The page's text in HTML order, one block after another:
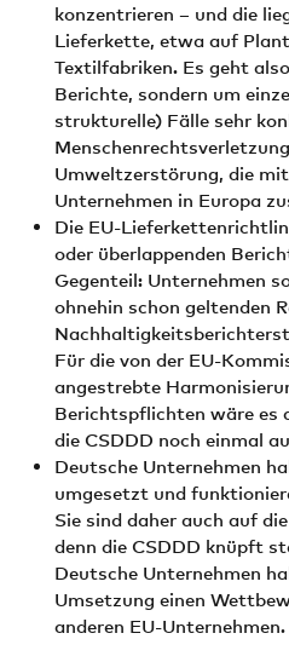
konzentrieren – und die
Lieferkette, etwa auf
Textilfabriken. Es geht
Berichte, sondern um
strukturelle) Fälle sehr
Umweltzerstörung, die
Unternehmen in Europa
Die EU-
oder überlappenden
Gegenteil: Unternehmen
ohnehin schon geltenden
Für die von der EU-
angestrebte
Berichtspflichten wäre es
die CSDDD noch einmal
Deutsche Unternehmen
umgesetzt und
Sie sind daher auch auf
denn die CSDDD knüpft
Deutsche Unternehmen
Umsetzung einen
anderen EU-Unternehmen.